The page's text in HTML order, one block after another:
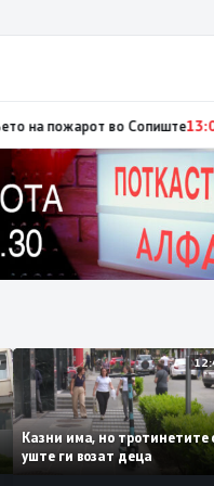
за патот кон ЕУ на
Казни има, но
уште ги возат деца